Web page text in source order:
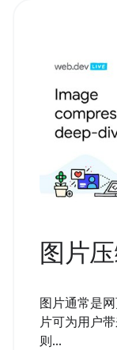
图片
图片通常是
片可为用户
则...